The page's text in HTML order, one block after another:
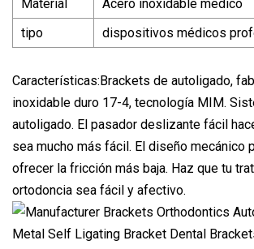
Material
Acero inoxidable médico
tipo
dispositivos médicos
Características:Brackets de autoligado,
inoxidable duro 17-4, tecnología MIM.
autoligado. El pasador deslizante fácil
sea mucho más fácil. El diseño mecánico
ofrecer la fricción más baja. Haz que tu
ortodoncia sea fácil y afectivo.